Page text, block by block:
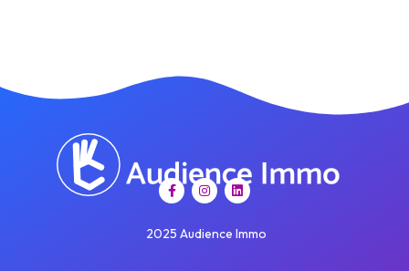
2025 Audience Immo